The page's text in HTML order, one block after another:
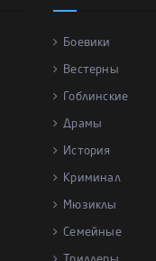
Боевики
Вестерны
Гоблинские
Драмы
История
Криминал
Мюзиклы
Семейные